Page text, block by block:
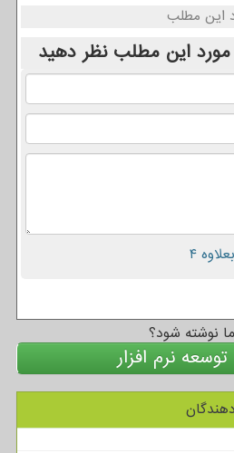
این مطلب
مورد این مطلب نظر دهید
نوشته شود؟
نرم افزار